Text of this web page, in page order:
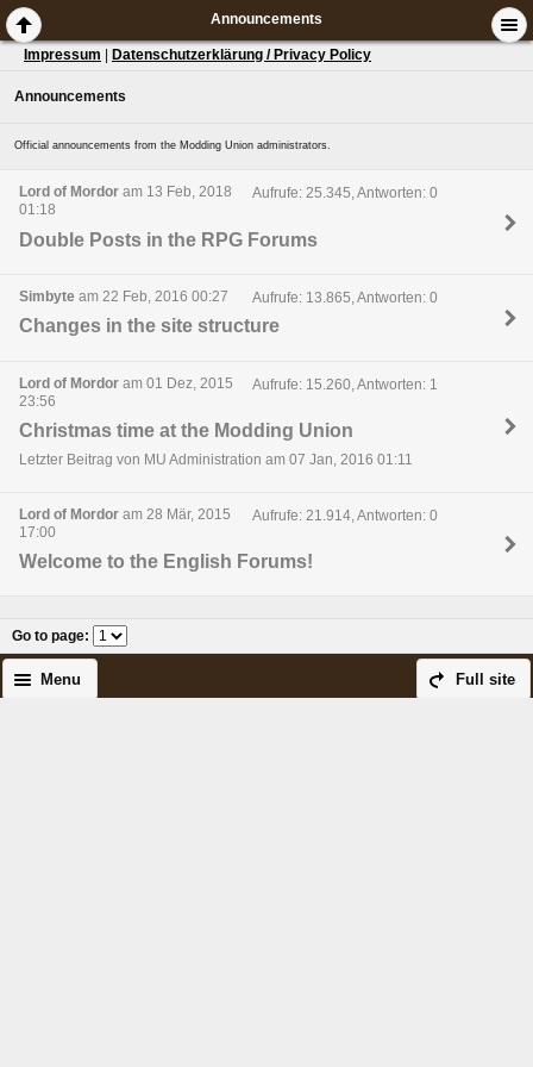
Announcements
Impressum Datenschutzerklärung / Privacy Policy
Announcements
Official announcements from the Modding Union administrators.
Lord of Mordor am 13 Feb, 2018
01:18
Aufrufe: 25.345, Antworten: 0
Double Posts in the RPG Forums
Simbyte am 22 Feb, 2016 00:27 Aufrufe: 13.865, Antworten: 0
Changes in the site structure
Lord of Mordor am 01 Dez, 2015
23:56
Aufrufe: 15.260, Antworten: 1
Christmas time at the Modding Union
Letzter Beitrag von MU Administration am 07 Jan, 2016 01:11
Lord of Mordor am 28 Mär, 2015
17:00
Aufrufe: 21.914, Antworten: 0
Welcome to the English Forums!
Go to page:
Full site
Menu